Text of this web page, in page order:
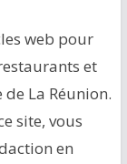
web pour
et
La Réunion.
site, vous
en